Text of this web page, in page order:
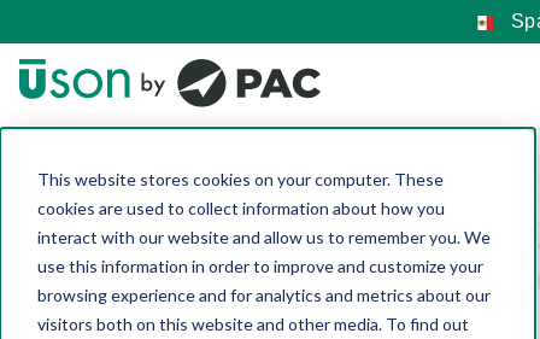
This website stores cookies on your computer. These
cookies are used to collect information about how you
interact with our website and allow us to remember you. We
use this information in order to improve and customize your
browsing experience and for analytics and metrics about our
visitors both on this website and other media. To find out